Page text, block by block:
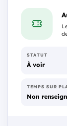
STATUT
À voir
TEMPS SUR
Non